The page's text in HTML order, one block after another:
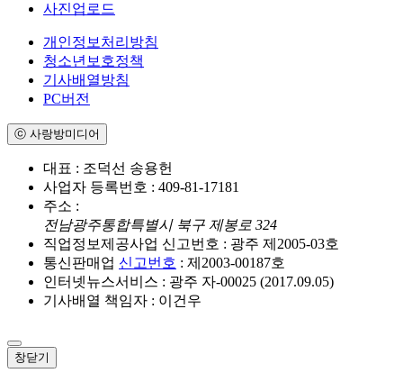
사진업로드
개인정보처리방침
청소년보호정책
기사배열방침
PC버전
ⓒ 사랑방미디어
대표 : 조덕선 송용헌
사업자 등록번호 : 409-81-17181
주소 :
전남광주통합특별시 북구 제봉로 324
직업정보제공사업 신고번호 : 광주 제2005-03호
통신판매업 신고번호 : 제2003-00187호
인터넷뉴스서비스 : 광주 자-00025 (2017.09.05)
기사배열 책임자 : 이건우
창닫기